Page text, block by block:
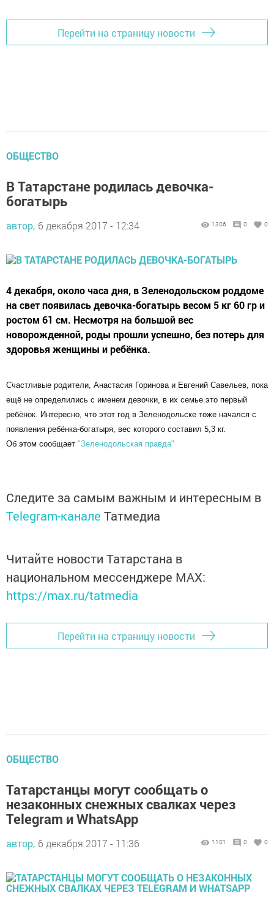
Перейти на страницу новости
ОБЩЕСТВО
В Татарстане родилась девочка-
богатырь
автор, 6 декабря 2017 - 12:34 1306 0 0
4 декабря, около часа дня, в Зеленодольском роддоме
на свет появилась девочка-богатырь весом 5 кг 60 гр и
ростом 61 см. Несмотря на большой вес
новорожденной, роды прошли успешно, без потерь для
здоровья женщины и ребёнка.
Счастливые родители, Анастасия Горинова и Евгений Савельев, пока
ещё не определились с именем девочки, в их семье это первый
ребёнок. Интересно, что этот год в Зеленодольске тоже начался с
появления ребёнка-богатыря, вес которого составил 5,3 кг.
Об этом сообщает "Зеленодольская правда"
Следите за самым важным и интересным в
Telegram-канале Татмедиа
Читайте новости Татарстана в
национальном мессенджере MАХ:
https://max.ru/tatmedia
Перейти на страницу новости
ОБЩЕСТВО
Татарстанцы могут сообщать о
незаконных снежных свалках через
Telegram и WhatsApp
автор, 6 декабря 2017 - 11:36 1101 0 0